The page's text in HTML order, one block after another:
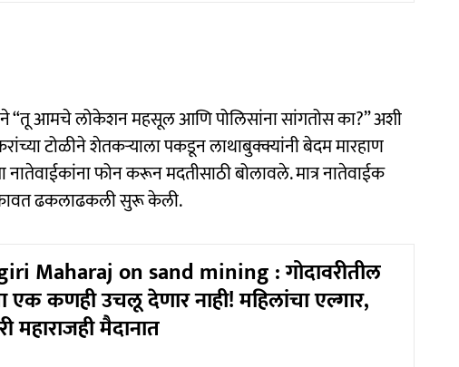
“तू आमचे लोकेशन महसूल आणि पोलिसांना सांगतोस का?” अशी
टोळीने शेतकऱ्याला पकडून लाथाबुक्क्यांनी बेदम मारहाण
फोन करून मदतीसाठी बोलावले. मात्र नातेवाईक
ढकलाढकली सुरू केली.
Maharaj on sand mining : गोदावरीतील
एक कणही उचलू देणार नाही! महिलांचा एल्गार,
महाराजही मैदानात